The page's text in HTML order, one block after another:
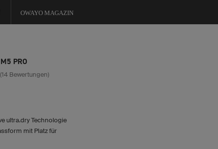
OWAYO MAGAZIN
PRO
Bewertungen)
ultra.dry Technologie
mit Platz für